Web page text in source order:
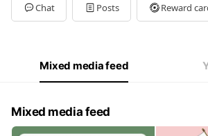
Chat Posts Reward
Mixed media feed
Mixed media feed